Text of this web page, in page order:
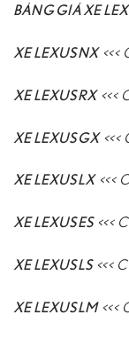
BẢNG GIÁ XE
XE LEXUS NX <<<
XE LEXUS RX <<<
XE LEXUS GX <<<
XE LEXUS LX <<<
XE LEXUS ES <<<
XE LEXUS LS <<<
XE LEXUS LM <<<